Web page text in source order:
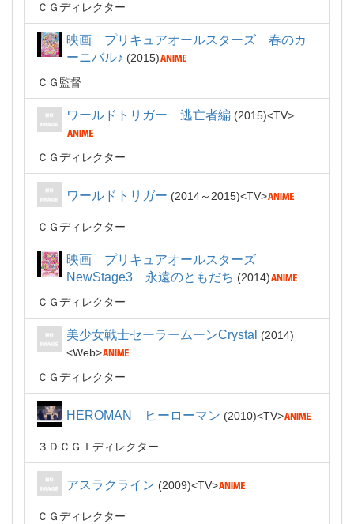
ＣＧディレクター
映画 プリキュアオールスターズ 春のカ
ーニバル♪
2015
ＣＧ監督
ワールドトリガー 逃亡者編 2015 TV
ＣＧディレクター
ワールドトリガー 2014～2015 TV
ＣＧディレクター
映画 プリキュアオールスターズ
NewStage3 永遠のともだち
2014
ＣＧディレクター
美少女戦士セーラームーンCrystal
2014
Web
ＣＧディレクター
HEROMAN ヒーローマン 2010 TV
３ＤＣＧＩディレクター
アスラクライン 2009 TV
ＣＧディレクター